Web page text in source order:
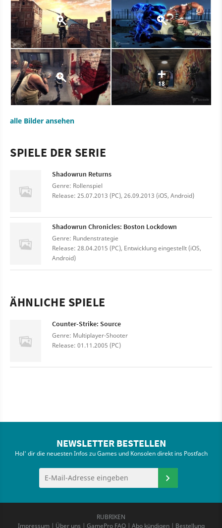
18
alle Bilder ansehen
SPIELE DER SERIE
Shadowrun Returns
Genre: Rollenspiel
Release: 25.07.2013 (PC), 26.09.2013 (iOS, Android)
Shadowrun Chronicles: Boston Lockdown
Genre: Rundenstrategie
Release: 28.04.2015 (PC), Entwicklung eingestellt (iOS,
Android)
ÄHNLICHE SPIELE
Counter-Strike: Source
Genre: Multiplayer-Shooter
Release: 01.11.2005 (PC)
NEWSLETTER BESTELLEN
Hol' dir die neuesten Infos zu Games und Konsolen direkt ins Postfach
RUBRIKEN
Impressum| Über uns | GamePro FAQ| Abo kündigen| Bestellung